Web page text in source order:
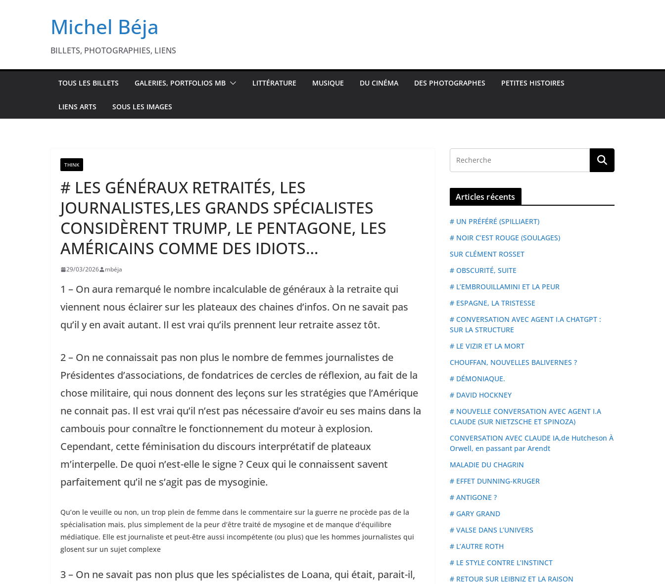
Michel Béja
BILLETS, PHOTOGRAPHIES, LIENS
TOUS LES BILLETS GALERIES, PORTFOLIOS MB LITTÉRATURE MUSIQUE DU CINÉMA DES PHOTOGRAPHES PETITES HISTOIRES
LIENS ARTS SOUS LES IMAGES
THINK
# LES GÉNÉRAUX RETRAITÉS, LES
JOURNALISTES,LES GRANDS SPÉCIALISTES
CONSIDÈRENT TRUMP, LE PENTAGONE, LES
AMÉRICAINS COMME DES IDIOTS…
29/03/2026 mbéja
1 – On aura remarqué le nombre incalculable de généraux à la retraite qui
viennent nous éclairer sur les plateaux des chaines d’infos. On ne savait pas
qu’il y en avait autant. Il est vrai qu’ils prennent leur retraite assez tôt.
2 – On ne connaissait pas non plus le nombre de femmes journalistes de
Présidentes d’associations, de fondatrices de cercles de réflexion, au fait de la
chose militaire, qui nous donnent des leçons sur les stratégies que l’Amérique
ne connait pas. Il est vrai qu’il n’est pas nécessaire d’avoir eu ses mains dans la
cambouis pour connaître le fonctionnement du moteur à explosion.
Cependant, cette féminisation du discours interprétatif de plateaux
m’interpelle. De quoi n’est-elle le signe ? Ceux qui le connaissent savent
parfaitement qu’il ne s’agit pas de mysoginie.
Qu’on le veuille ou non, un trop plein de femme dans le commentaire sur la guerre ne procède pas de la
spécialisation mais, plus simplement de la peur d’être traité de mysogine et de manque d’équilibre
médiatique. Elle est journaliste et peut-être aussi incompétente (ou plus) que les hommes journalistes qui
glosent sur un sujet complexe
3 – On ne savait pas non plus que les spécialistes de Loana, qui était, parait-il,
Articles récents
# UN PRÉFÉRÉ (SPILLIAERT)
# NOIR C’EST ROUGE (SOULAGES)
SUR CLÉMENT ROSSET
# OBSCURITÉ, SUITE
# L’EMBROUILLAMINI ET LA PEUR
# ESPAGNE, LA TRISTESSE
# CONVERSATION AVEC AGENT I.A CHATGPT :
SUR LA STRUCTURE
# LE VIZIR ET LA MORT
CHOUFFAN, NOUVELLES BALIVERNES ?
# DÉMONIAQUE.
# DAVID HOCKNEY
# NOUVELLE CONVERSATION AVEC AGENT I.A
CLAUDE (SUR NIETZSCHE ET SPINOZA)
CONVERSATION AVEC CLAUDE IA,de Hutcheson À
Orwell, en passant par Arendt
MALADIE DU CHAGRIN
# EFFET DUNNING-KRUGER
# ANTIGONE ?
# GARY GRAND
# VALSE DANS L’UNIVERS
# L’AUTRE ROTH
# LE STYLE CONTRE L’INSTINCT
# RETOUR SUR LEIBNIZ ET LA RAISON